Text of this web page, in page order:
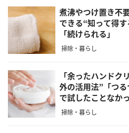
煮沸やつけ置き不
できる“知って得
「続けられる」
掃除・暮らし
「余ったハンドク
外の活用法”「つ
で試したことなかっ
掃除・暮らし